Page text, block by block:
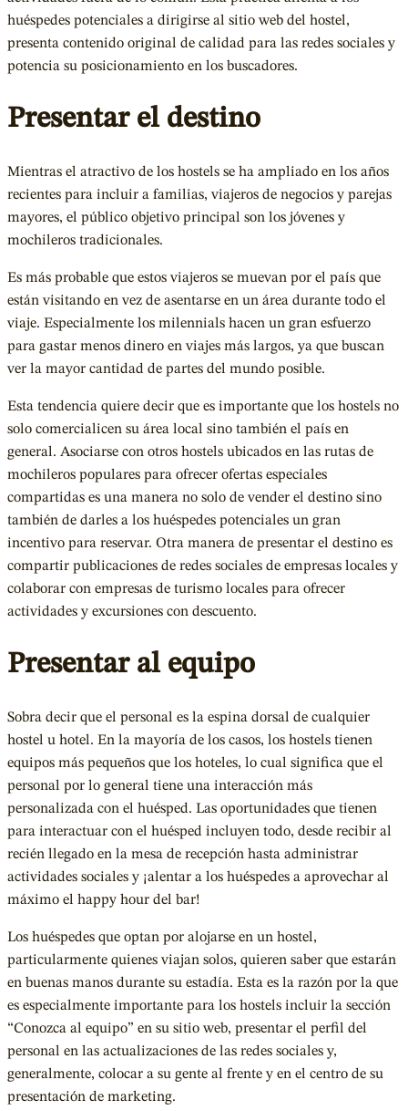
huéspedes potenciales a dirigirse al sitio web del hostel,
presenta contenido original de calidad para las redes sociales y
potencia su posicionamiento en los buscadores.
Presentar el destino
Mientras el atractivo de los hostels se ha ampliado en los años
recientes para incluir a familias, viajeros de negocios y parejas
mayores, el público objetivo principal son los jóvenes y
mochileros tradicionales.
Es más probable que estos viajeros se muevan por el país que
están visitando en vez de asentarse en un área durante todo el
viaje. Especialmente los milennials hacen un gran esfuerzo
para gastar menos dinero en viajes más largos, ya que buscan
ver la mayor cantidad de partes del mundo posible.
Esta tendencia quiere decir que es importante que los hostels no
solo comercialicen su área local sino también el país en
general. Asociarse con otros hostels ubicados en las rutas de
mochileros populares para ofrecer ofertas especiales
compartidas es una manera no solo de vender el destino sino
también de darles a los huéspedes potenciales un gran
incentivo para reservar. Otra manera de presentar el destino es
compartir publicaciones de redes sociales de empresas locales y
colaborar con empresas de turismo locales para ofrecer
actividades y excursiones con descuento.
Presentar al equipo
Sobra decir que el personal es la espina dorsal de cualquier
hostel u hotel. En la mayoría de los casos, los hostels tienen
equipos más pequeños que los hoteles, lo cual significa que el
personal por lo general tiene una interacción más
personalizada con el huésped. Las oportunidades que tienen
para interactuar con el huésped incluyen todo, desde recibir al
recién llegado en la mesa de recepción hasta administrar
actividades sociales y ¡alentar a los huéspedes a aprovechar al
máximo el happy hour del bar!
Los huéspedes que optan por alojarse en un hostel,
particularmente quienes viajan solos, quieren saber que estarán
en buenas manos durante su estadía. Esta es la razón por la que
es especialmente importante para los hostels incluir la sección
“Conozca al equipo” en su sitio web, presentar el perfil del
personal en las actualizaciones de las redes sociales y,
generalmente, colocar a su gente al frente y en el centro de su
presentación de marketing.